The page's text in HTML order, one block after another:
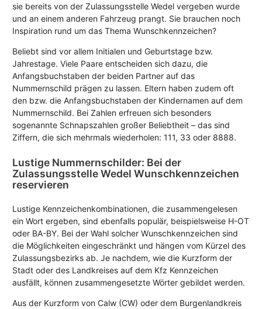
sie bereits von der Zulassungsstelle Wedel vergeben wurde
und an einem anderen Fahrzeug prangt. Sie brauchen noch
Inspiration rund um das Thema Wunschkennzeichen?
Beliebt sind vor allem Initialen und Geburtstage bzw.
Jahrestage. Viele Paare entscheiden sich dazu, die
Anfangsbuchstaben der beiden Partner auf das
Nummernschild prägen zu lassen. Eltern haben zudem oft
den bzw. die Anfangsbuchstaben der Kindernamen auf dem
Nummernschild. Bei Zahlen erfreuen sich besonders
sogenannte Schnapszahlen großer Beliebtheit – das sind
Ziffern, die sich mehrmals wiederholen: 111, 33 oder 8888.
Lustige Nummernschilder: Bei der
Zulassungsstelle Wedel Wunschkennzeichen
reservieren
Lustige Kennzeichenkombinationen, die zusammengelesen
ein Wort ergeben, sind ebenfalls populär, beispielsweise H-OT
oder BA-BY. Bei der Wahl solcher Wunschkennzeichen sind
die Möglichkeiten eingeschränkt und hängen vom Kürzel des
Zulassungsbezirks ab. Je nachdem, wie die Kurzform der
Stadt oder des Landkreises auf dem Kfz Kennzeichen
ausfällt, können zusammengesetzte Wörter gebildet werden.
Aus der Kurzform von Calw (CW) oder dem Burgenlandkreis